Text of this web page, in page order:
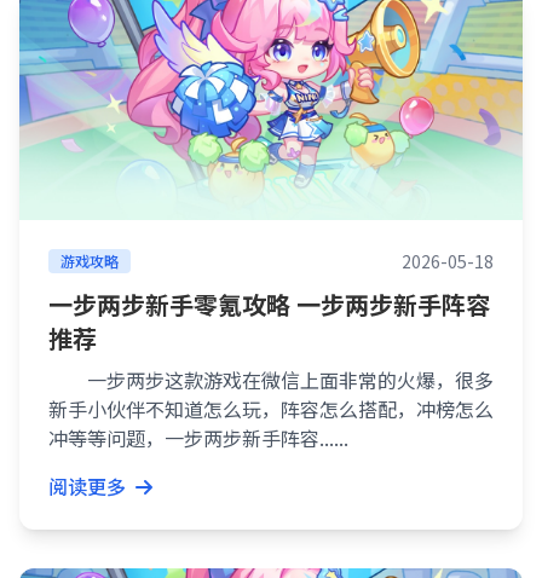
游戏攻略 2026-05-18
一步两步新手零氪攻略 一步两步新手阵容
推荐
一步两步这款游戏在微信上面非常的火爆，很多
新手小伙伴不知道怎么玩，阵容怎么搭配，冲榜怎么
冲等等问题，一步两步新手阵容......
阅读更多